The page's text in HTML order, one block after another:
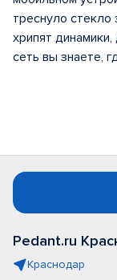
треснуло стекло
хрипят
сеть вы знаете,
Pedant.ru
Краснодар